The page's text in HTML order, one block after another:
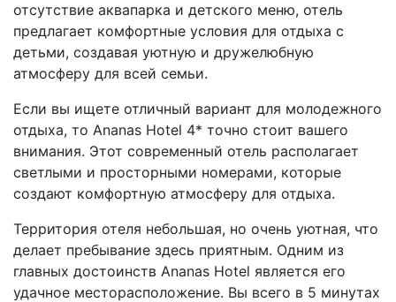
отсутствие аквапарка и детского меню, отель
предлагает комфортные условия для отдыха с
детьми, создавая уютную и дружелюбную
атмосферу для всей семьи.
Если вы ищете отличный вариант для молодежного
отдыха, то Ananas Hotel 4* точно стоит вашего
внимания. Этот современный отель располагает
светлыми и просторными номерами, которые
создают комфортную атмосферу для отдыха.
Территория отеля небольшая, но очень уютная, что
делает пребывание здесь приятным. Одним из
главных достоинств Ananas Hotel является его
удачное месторасположение. Вы всего в 5 минутах